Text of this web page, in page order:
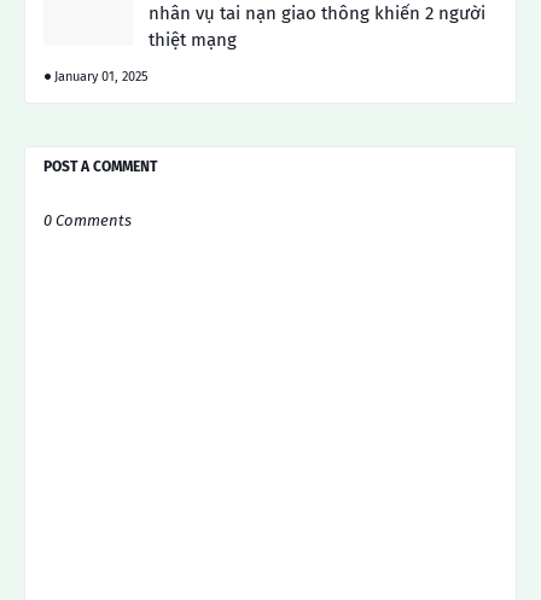
nhân vụ tai nạn giao thông khiến 2 người
thiệt mạng
January 01, 2025
POST A COMMENT
0 Comments